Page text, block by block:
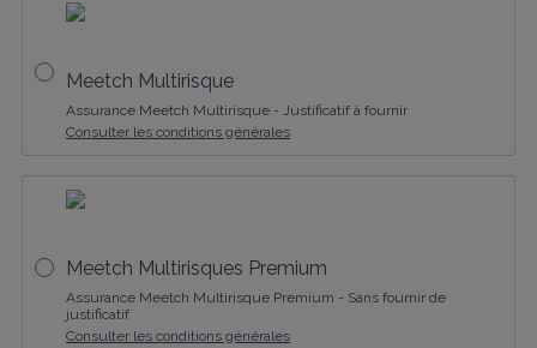
Meetch Multirisque
Assurance Meetch Multirisque - Justificatif à fournir
Consulter les conditions générales
Meetch Multirisques Premium
Assurance Meetch Multirisque Premium - Sans fournir de
justificatif
Consulter les conditions générales